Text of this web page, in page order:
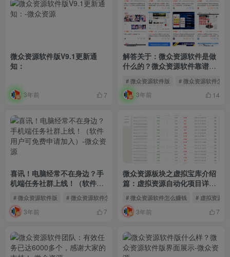
微众资源软件版V9.1更新通
知：
3年前 7
解答关于：微众资源软件是做
什么的？微众资源软件靠谱
# 微众资源软件版 # 微众资源软件怎么
3年前 14
喜讯！电脑经常不在身边？手
机端任务社群上线！（软件用
户可免费申请加入）
# 微众资源软件版 # 微众资源软件怎么赚钱
3年前 7
微众资源板块之虚拟宝库介绍
篇：虚拟资源自动化项目详细
流程
# 微众资源软件怎么赚钱 # 虚拟资源
3年前 7